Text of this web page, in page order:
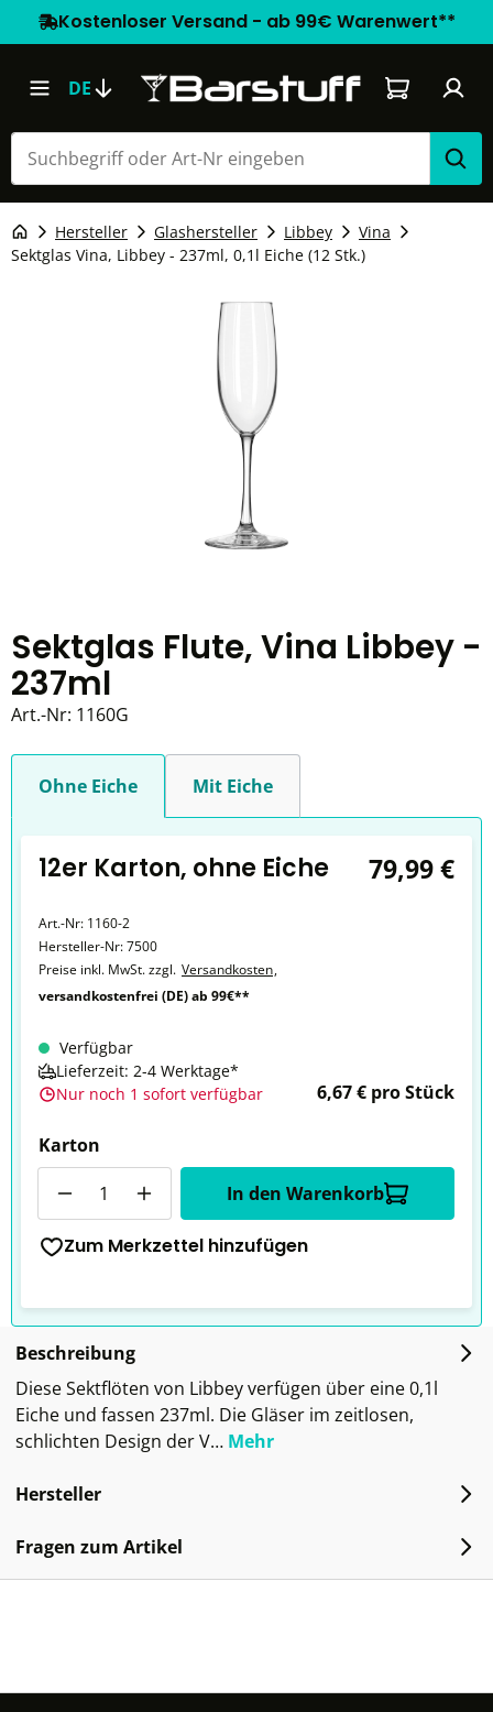
Kostenloser Versand - ab 99€ Warenwert**
DE Warenkorb
Hersteller Glashersteller Libbey
Vina
Sektglas Vina, Libbey - 237ml, 0,1l Eiche (12 Stk.)
Sektglas Flute, Vina Libbey -
237ml
Art.-Nr: 1160G
Ohne Eiche Mit Eiche
12er Karton, ohne Eiche 79,99 €
Art.-Nr: 1160-2
Hersteller-Nr:7500
Preise inkl. MwSt. zzgl. Versandkosten,
versandkostenfrei (DE) ab 99€**
Verfügbar
Lieferzeit: 2-4 Werktage*
Nur noch 1 sofort verfügbar
6,67 € pro Stück
Karton
In den Warenkorb
Zum Merkzettel hinzufügen
Beschreibung
Diese Sektflöten von Libbey verfügen über eine 0,1l
Eiche und fassen 237ml. Die Gläser im zeitlosen,
schlichten Design der V… Mehr
Hersteller
Fragen zum Artikel